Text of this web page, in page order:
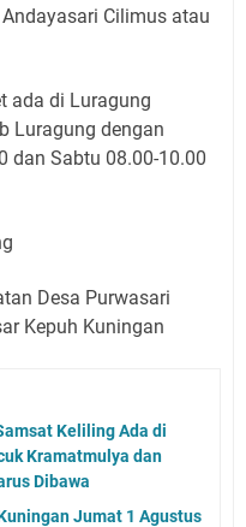
Cilimus atau
ada di Luragung
Luragung dengan
dan Sabtu 08.00-10.00
Desa Purwasari
Kepuh Kuningan
Keliling Ada di
Kramatmulya dan
Dibawa
Jumat 1 Agustus